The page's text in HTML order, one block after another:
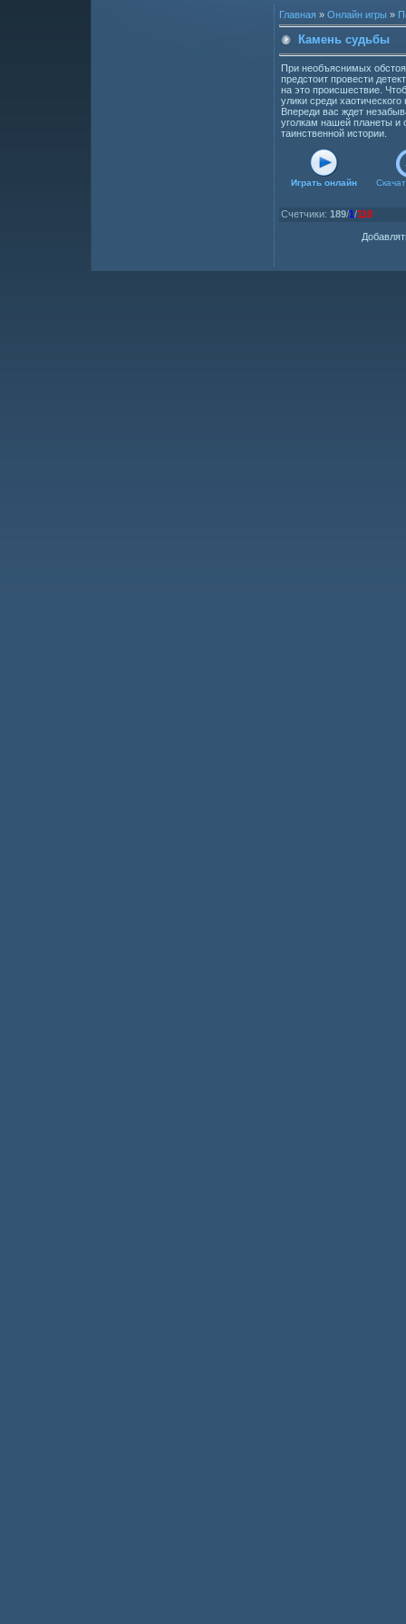
Главная » Онлайн игры »
Камень судьбы
При необъяснимых
предстоит провести
на это происшествие.
улики среди
Впереди вас ждет
уголкам нашей планеты и
таинственной истории.
Играть онлайн
Счетчики: 189/1 /110